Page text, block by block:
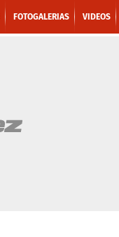
FOTOGALERIAS VIDEOS